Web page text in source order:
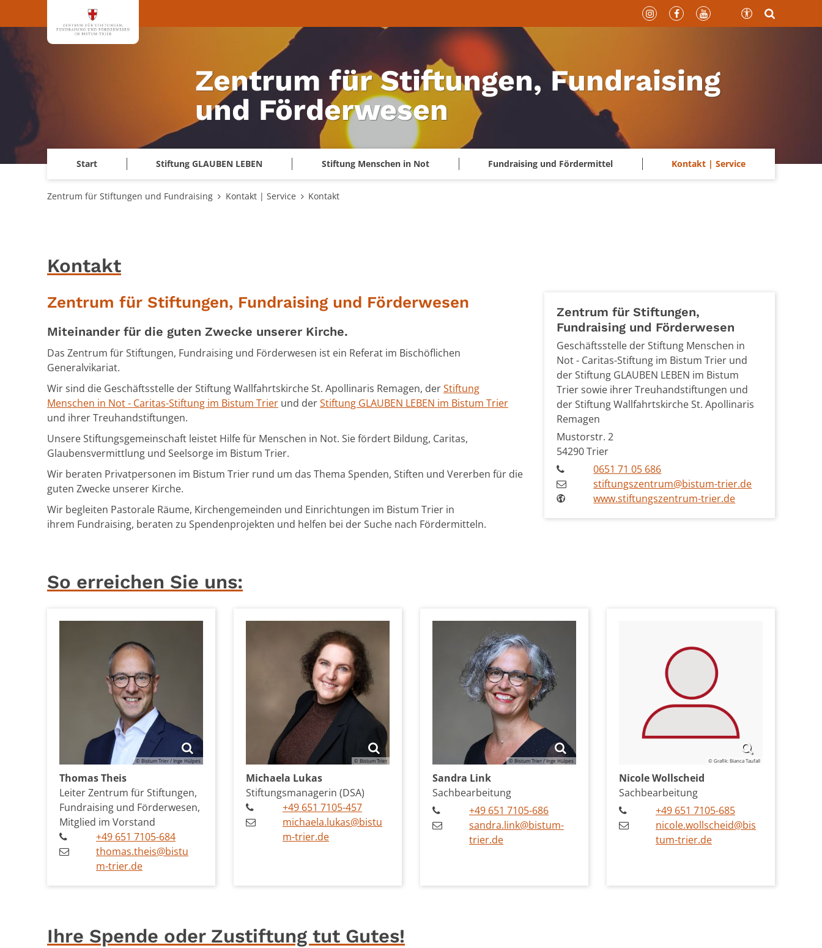
Zum Inhalt springen
Zentrum für Stiftungen, Fundraising
und Förderwesen
Start Stiftung GLAUBEN LEBEN Stiftung Menschen in Not Fundraising und Fördermittel Kontakt | Service
Zentrum für Stiftungen und Fundraising Kontakt | Service Kontakt
Kontakt
Zentrum für Stiftungen, Fundraising und Förderwesen
Miteinander für die guten Zwecke unserer Kirche.
Das Zentrum für Stiftungen, Fundraising und Förderwesen ist ein Referat im Bischöflichen
Generalvikariat.
Wir sind die Geschäftsstelle der Stiftung Wallfahrtskirche St. Apollinaris Remagen, derStiftung
Menschen in Not - Caritas-Stiftung im Bistum Trier und derStiftung GLAUBEN LEBEN im Bistum Trier
und ihrer Treuhandstiftungen.
Unsere Stiftungsgemeinschaft leistet Hilfe für Menschen in Not. Sie fördert Bildung, Caritas,
Glaubensvermittlung und Seelsorge im Bistum Trier.
Wir beraten Privatpersonen im Bistum Trier rund um das Thema Spenden, Stiften und Vererben für die
guten Zwecke unserer Kirche.
Wir begleiten Pastorale Räume, Kirchengemeinden und Einrichtungen im Bistum Trier in
ihrem Fundraising, beraten zu Spendenprojekten und helfen bei der Suche nach Fördermitteln.
Zentrum für Stiftungen,
Fundraising und Förderwesen
Geschäftsstelle der Stiftung Menschen in
Not - Caritas-Stiftung im Bistum Trier und
der Stiftung GLAUBEN LEBEN im Bistum
Trier sowie ihrer Treuhandstiftungen und
der Stiftung Wallfahrtskirche St. Apollinaris
Remagen
Mustorstr. 2
54290Trier
0651 71 05 686
stiftungszentrum@bistum-trier.de
www.stiftungszentrum-trier.de
So erreichen Sie uns:
© Bistum Trier / Inge Hülpes
ThomasTheis
Leiter Zentrum für Stiftungen,
Fundraising und Förderwesen,
Mitglied im Vorstand
+49 651 7105-684
thomas.theis@bistu
m-trier.de
© Bistum Trier
Michaela Lukas
Stiftungsmanagerin (DSA)
+49 651 7105-457
michaela.lukas@bistu
m-trier.de
© Bistum Trier / Inge Hülpes
Sandra Link
Sachbearbeitung
+49 651 7105-686
sandra.link@bistum-
trier.de
© Grafik: Bianca Taufall
NicoleWollscheid
Sachbearbeitung
+49 651 7105-685
nicole.wollscheid@bis
tum-trier.de
Ihre Spende oder Zustiftung tut Gutes!